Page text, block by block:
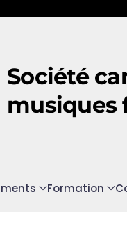
Société
musiques
Formation